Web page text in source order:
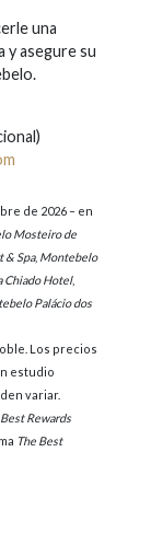
una
y asegure su
de 2026– en
Mosteiro de
& Spa, Montebelo
Chiado Hotel,
Palácio dos
Los precios
estudio
variar.
Best Rewards
The Best